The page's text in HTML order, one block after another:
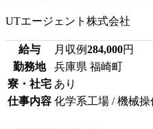
UTエージェント株式会社
給与 月収例284,000円
勤務地
兵庫県 福崎町
寮・社宅 あり
仕事内容 化学系工場 / 機械